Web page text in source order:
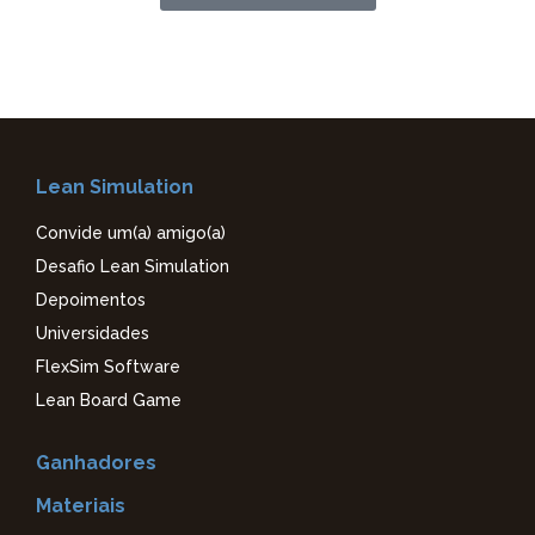
Lean Simulation
Convide um(a) amigo(a)
Desafio Lean Simulation
Depoimentos
Universidades
FlexSim Software
Lean Board Game
Ganhadores
Materiais